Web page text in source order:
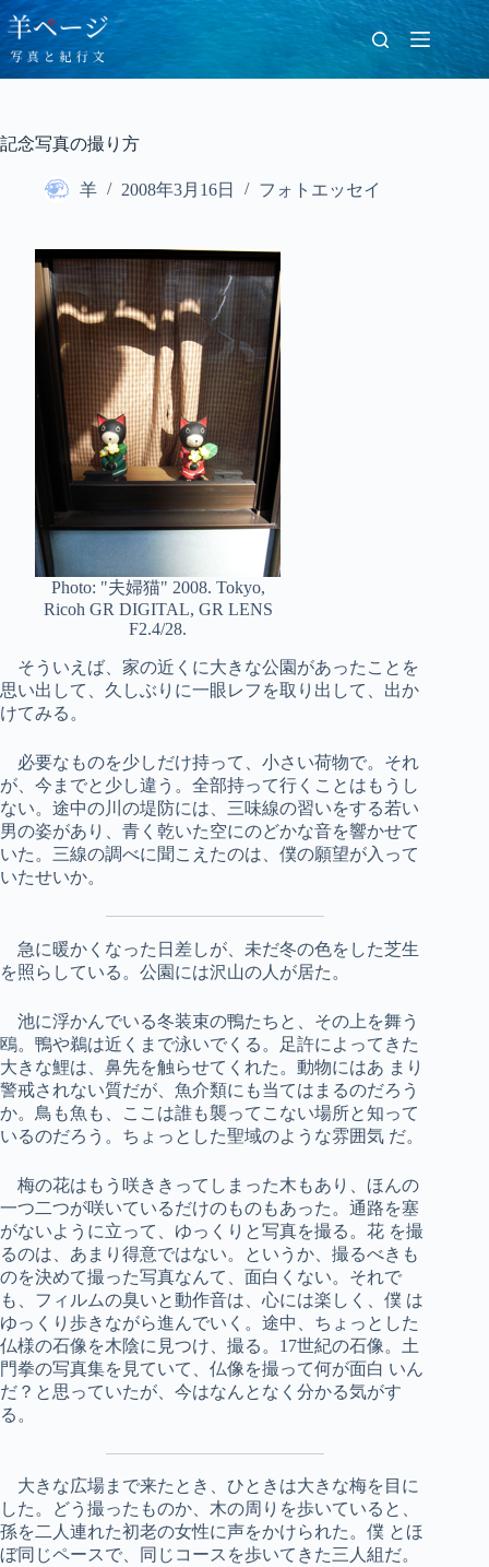
コ
ン
テ
ン
ス
記念写真の撮り方
羊 2008年3月16日 フォトエッセイ
Photo: "夫婦猫" 2008. Tokyo,
Ricoh GR DIGITAL, GR LENS
F2.4/28.
そういえば、家の近くに大きな公園があったことを
思い出して、久しぶりに一眼レフを取り出して、出か
けてみる。
必要なものを少しだけ持って、小さい荷物で。それ
が、今までと少し違う。全部持って行くことはもうし
ない。途中の川の堤防には、三味線の習いをする若い
男の姿があり、青く乾いた空にのどかな音を響かせて
いた。三線の調べに聞こえたのは、僕の願望が入って
いたせいか。
急に暖かくなった日差しが、未だ冬の色をした芝生
を照らしている。公園には沢山の人が居た。
池に浮かんでいる冬装束の鴨たちと、その上を舞う
鴎。鴨や鵜は近くまで泳いでくる。足許によってきた
大きな鯉は、鼻先を触らせてくれた。動物にはあ まり
警戒されない質だが、魚介類にも当てはまるのだろう
か。鳥も魚も、ここは誰も襲ってこない場所と知って
いるのだろう。ちょっとした聖域のような雰囲気 だ。
梅の花はもう咲ききってしまった木もあり、ほんの
一つ二つが咲いているだけのものもあった。通路を塞
がないように立って、ゆっくりと写真を撮る。花 を撮
るのは、あまり得意ではない。というか、撮るべきも
のを決めて撮った写真なんて、面白くない。それで
も、フィルムの臭いと動作音は、心には楽しく、僕 は
ゆっくり歩きながら進んでいく。途中、ちょっとした
仏様の石像を木陰に見つけ、撮る。17世紀の石像。土
門拳の写真集を見ていて、仏像を撮って何が面白 いん
だ？と思っていたが、今はなんとなく分かる気がす
る。
大きな広場まで来たとき、ひときは大きな梅を目に
した。どう撮ったものか、木の周りを歩いていると、
孫を二人連れた初老の女性に声をかけられた。僕 とほ
ぼ同じペースで、同じコースを歩いてきた三人組だ。